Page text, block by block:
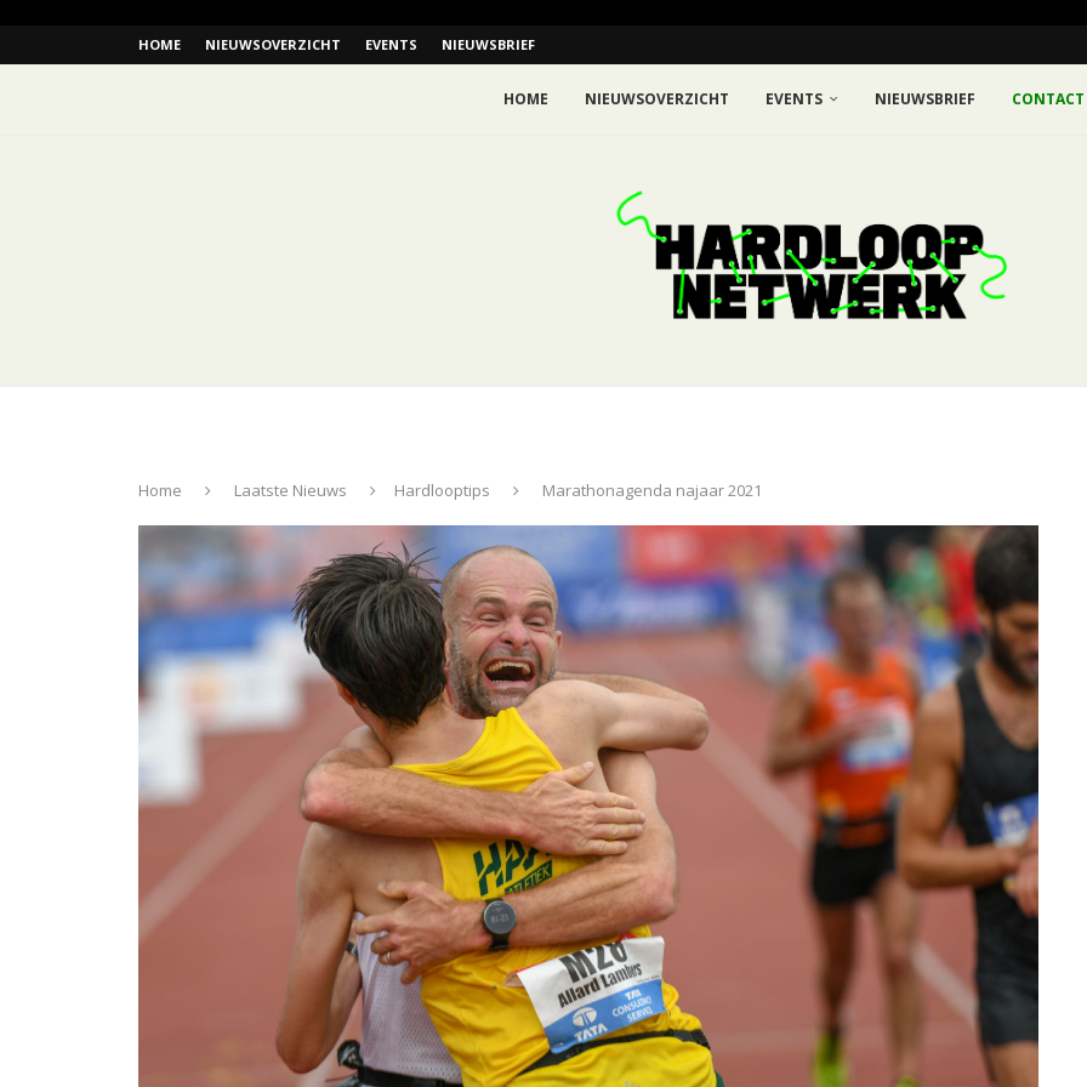
HOME NIEUWSOVERZICHT EVENTS NIEUWSBRIEF
HOME NIEUWSOVERZICHT EVENTS NIEUWSBRIEF CONTACT
Home Laatste Nieuws Hardlooptips Marathonagenda najaar 2021